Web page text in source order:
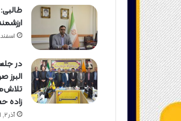
اسفند ۲۰,
در
البرز
زاده
آذر ۲, ۱۴۰۱